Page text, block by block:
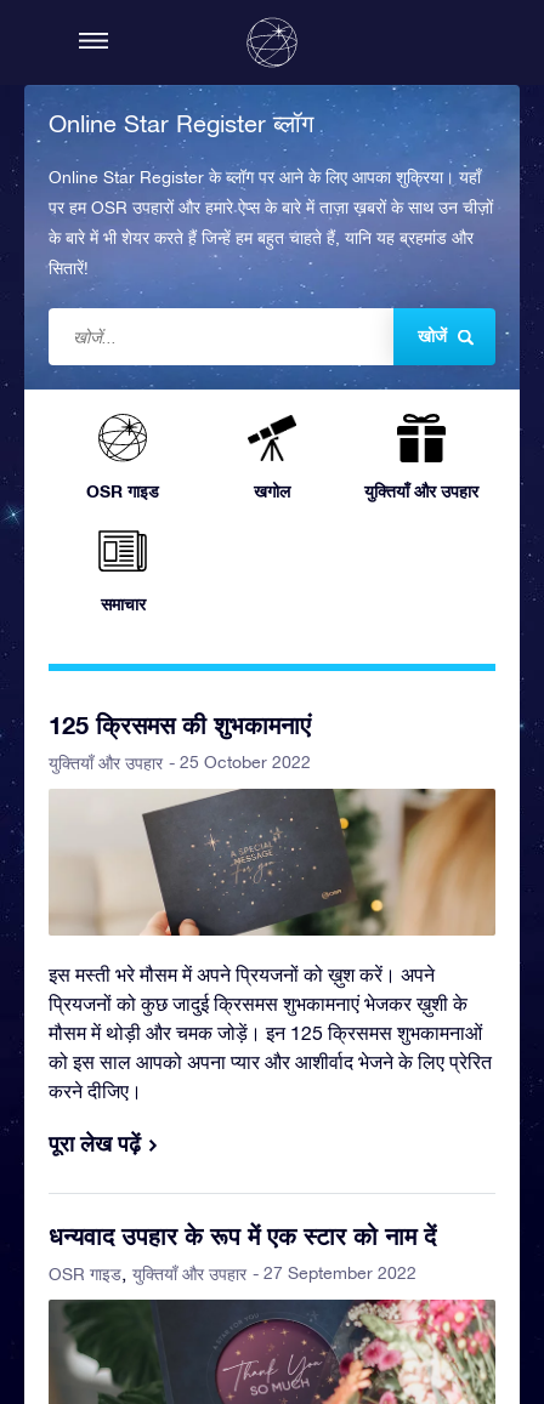
Online Star Register ब्लॉग
Online Star Register के ब्लॉग पर आने के लिए आपका शुक्रिया। यहाँ
पर हम OSR उपहारों और हमारे ऐप्स के बारे में ताज़ा ख़बरों के साथ उन चीज़ों
के बारे में भी शेयर करते हैं जिन्हें हम बहुत चाहते हैं, यानि यह ब्रहमांड और
सितारें!
खोजें
OSR गाइड खगोल युक्तियाँ और उपहार
समाचार
125 क्रिसमस की शुभकामनाएं
युक्तियाँ और उपहार - 25 October 2022
इस मस्ती भरे मौसम में अपने प्रियजनों को ख़ुश करें। अपने
प्रियजनों को कुछ जादुई क्रिसमस शुभकामनाएं भेजकर ख़ुशी के
मौसम में थोड़ी और चमक जोड़ें। इन 125 क्रिसमस शुभकामनाओं
को इस साल आपको अपना प्यार और आशीर्वाद भेजने के लिए प्रेरित
करने दीजिए।
पूरा लेख पढ़ें
धन्यवाद उपहार के रूप में एक स्टार को नाम दें
OSR गाइड युक्तियाँ और उपहार - 27 September 2022